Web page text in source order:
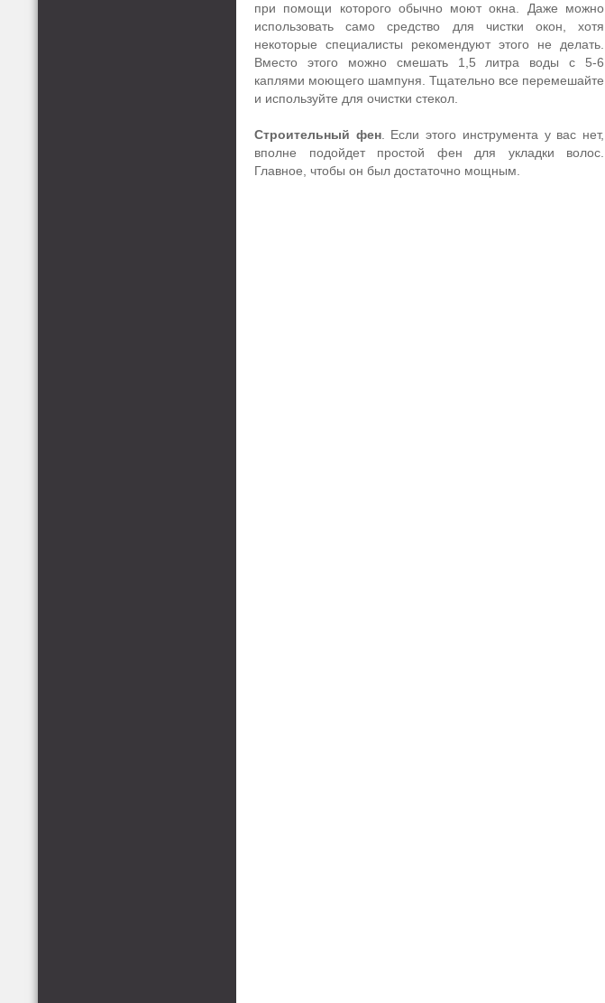
при помощи которого обычно моют окна. Даже можно
использовать само средство для чистки окон, хотя
некоторые специалисты рекомендуют этого не делать.
Вместо этого можно смешать 1,5 литра воды с 5-6
каплями моющего шампуня. Тщательно все перемешайте
и используйте для очистки стекол.
Строительный фен. Если этого инструмента у вас нет,
вполне подойдет простой фен для укладки волос.
Главное, чтобы он был достаточно мощным.